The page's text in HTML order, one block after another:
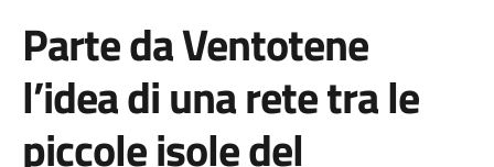
Parte da Ventotene
l’idea di una rete tra le
piccole isole del